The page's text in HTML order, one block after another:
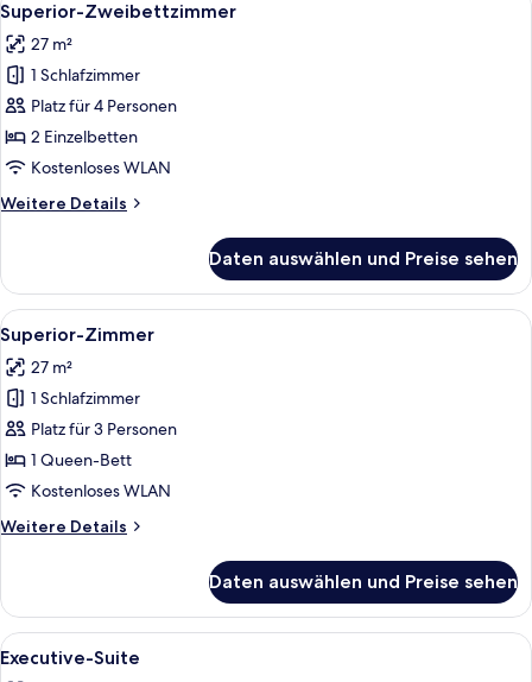
Fotos
für
Superior-
Zweibettzimmer
anzeigen
6
Superior-Zweibettzimmer
27 m²
1 Schlafzimmer
Platz für 4 Personen
2 Einzelbetten
Kostenloses WLAN
Weitere Details
Weitere
Zweibettzimmer
Daten auswählen und Preise sehen
Alle
Fotos
für
Superior-
Zimmer
anzeigen
Ein Hotelzimmer mit einem Bett,
5
Superior-Zimmer
27 m²
1 Schlafzimmer
Platz für 3 Personen
1 Queen-Bett
Kostenloses WLAN
Weitere Details
Weitere
Zimmer
Daten auswählen und Preise sehen
Alle
Fotos
Eine moderne Hotelhalle mit einem
5
Executive-Suite